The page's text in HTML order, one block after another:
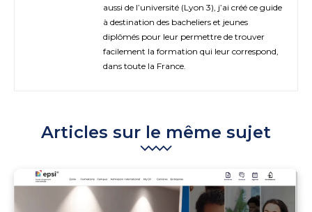
aussi de l’université (Lyon 3), j’ai créé ce guide
à destination des bacheliers et jeunes
diplômés pour leur permettre de trouver
facilement la formation qui leur correspond,
dans toute la France.
Articles sur le même sujet